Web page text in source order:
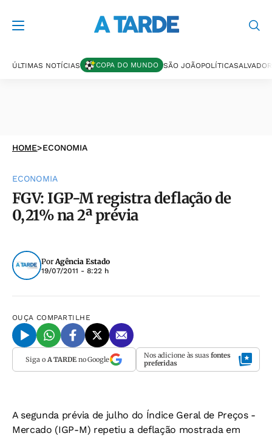
ÚLTIMAS NOTÍCIAS COPA DO MUNDO SÃO JOÃOPOLÍTICASALVADOR
HOME>ECONOMIA
ECONOMIA
FGV: IGP-M registra deflação de
0,21% na 2ª prévia
PorAgência Estado
19/07/2011 - 8:22 h
OUÇA COMPARTILHE
Siga o A TARDEno Google Nos adicione às suas fontes
preferidas
A segunda prévia de julho do Índice Geral de Preços -
Mercado (IGP-M) repetiu a deflação mostrada em